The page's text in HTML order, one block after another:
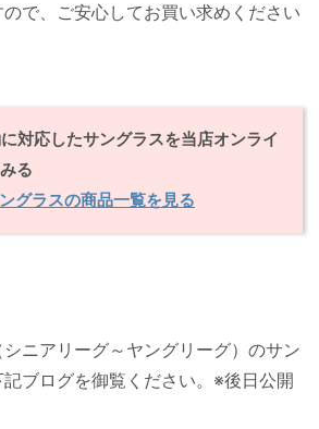
で、ご安心してお買い求めください
対応したサングラスを当店オンライ
る
グラスの商品一覧を見る
ニアリーグ～ヤングリーグ）のサン
ブログを御覧ください。※後日公開